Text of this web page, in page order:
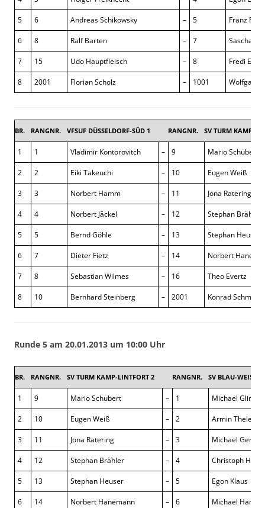
5 6 Andreas Schikowsky – 5 Franz Paus
6 8 Ralf Barten – 7 Sascha
7 15 Udo Hauptfleisch – 8 Fredi
8 2001 Florian Scholz – 1001 Wolfgang
BR. RANGNR. VFSUF DÜSSELDORF-SÜD 1 RANGNR. SV TURM KAMP-
1 1 Vladimir Kontorovitch – 9 Mario Schubert
2 2 Eiki Takeuchi – 10 Eugen Weiß
3 3 Norbert Hamm – 11 Jona Ratering
4 4 Norbert Jäckel – 12 Stephan Brähler
5 5 Bernd Göhle – 13 Stephan Heuser
6 7 Dieter Fietz – 14 Norbert
7 8 Sebastian Wilmes – 16 Theo Evertz
8 10 Bernhard Steinberg – 2001 Konrad Schmidt
Runde 5 am 20.01.2013 um 10:00 Uhr
BR. RANGNR. SV TURM KAMP-LINTFORT 2 RANGNR. SV BLAU-WEISS
1 9 Mario Schubert – 1 Michael Glinzk
2 10 Eugen Weiß – 2 Armin Thelen
3 11 Jona Ratering – 3 Michael
4 12 Stephan Brähler – 4 Christoph
5 13 Stephan Heuser – 5 Egon Klaus
6 14 Norbert Hanemann – 6 Michael